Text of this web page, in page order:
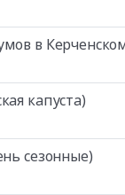
в
капуста)
сезонные)